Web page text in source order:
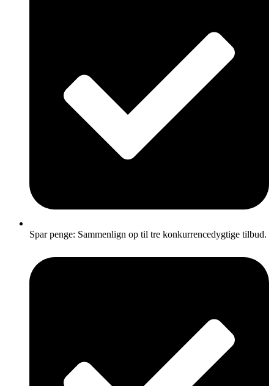
Spar penge: Sammenlign op til tre konkurrencedygtige tilbud.